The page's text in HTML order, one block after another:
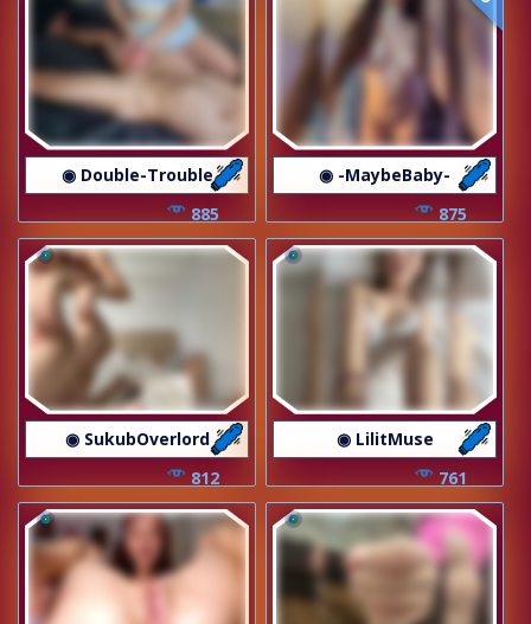
◉ Double-Trouble
885
◉ -MaybeBaby-
875
◉ SukubOverlord
812
◉ LilitMuse
761